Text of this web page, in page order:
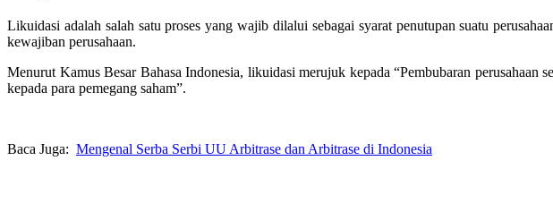
Likuidasi adalah salah satu proses yang wajib dilalui sebagai syarat penutupan suatu
kewajiban perusahaan.
Menurut Kamus Besar Bahasa Indonesia, likuidasi merujuk kepada “Pembubaran
kepada para pemegang saham”.
Baca Juga: Mengenal Serba Serbi UU Arbitrase dan Arbitrase di Indonesia